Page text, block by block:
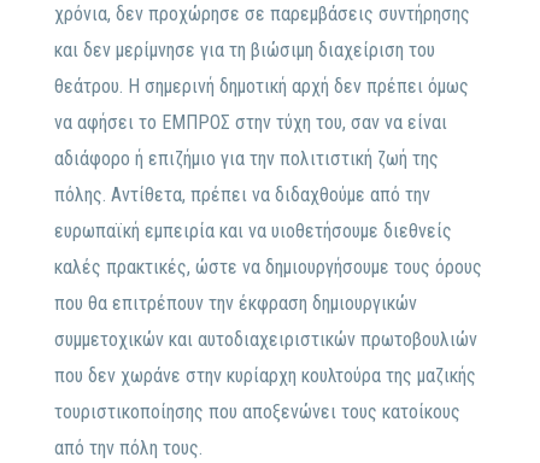
χρόνια, δεν προχώρησε σε παρεμβάσεις συντήρησης
και δεν μερίμνησε για τη βιώσιμη διαχείριση του
θεάτρου. Η σημερινή δημοτική αρχή δεν πρέπει όμως
να αφήσει το ΕΜΠΡΟΣ στην τύχη του, σαν να είναι
αδιάφορο ή επιζήμιο για την πολιτιστική ζωή της
πόλης. Αντίθετα, πρέπει να διδαχθούμε από την
ευρωπαϊκή εμπειρία και να υιοθετήσουμε διεθνείς
καλές πρακτικές, ώστε να δημιουργήσουμε τους όρους
που θα επιτρέπουν την έκφραση δημιουργικών
συμμετοχικών και αυτοδιαχειριστικών πρωτοβουλιών
που δεν χωράνε στην κυρίαρχη κουλτούρα της μαζικής
τουριστικοποίησης που αποξενώνει τους κατοίκους
από την πόλη τους.